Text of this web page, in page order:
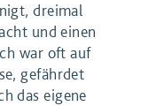
dreimal
und einen
war oft auf
gefährdet
das eigene